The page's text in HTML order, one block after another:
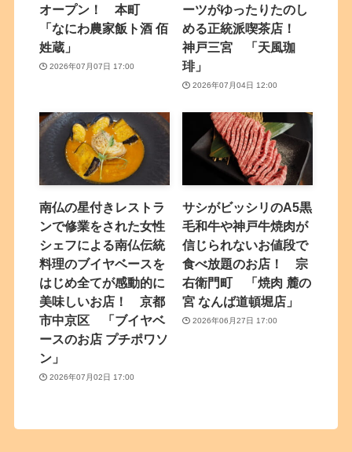
オープン！ 本町
「なにわ農家飯ト酒 佰
姓蔵」
2026年07月07日 17:00
ーツがゆったりたのし
める正統派喫茶店！
神戸三宮 「天風珈
琲」
2026年07月04日 12:00
南仏の星付きレストラ
ンで修業をされた女性
シェフによる南仏伝統
料理のブイヤベースを
はじめ全てが感動的に
美味しいお店！ 京都
市中京区 「ブイヤベ
ースのお店 プチポワソ
ン」
2026年07月02日 17:00
サシがビッシリのA5黒
毛和牛や神戸牛焼肉が
信じられないお値段で
食べ放題のお店！ 宗
右衛門町 「焼肉 麓の
宮 なんば道頓堀店」
2026年06月27日 17:00